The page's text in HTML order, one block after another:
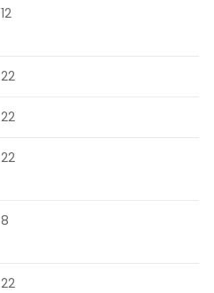
12
22
22
22
8
22